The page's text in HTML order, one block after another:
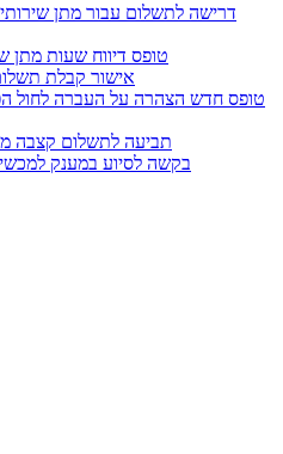
2356 – טופס דיווח שעות
2357 – אישור קבלת
266 – תביעה לתשלום
267 – בקשה לסיוע במענק